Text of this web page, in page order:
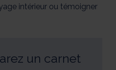
intérieur ou témoigner
un carnet